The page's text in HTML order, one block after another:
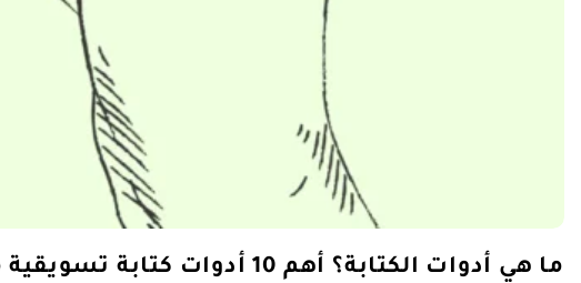
ما هي أدوات الكتابة؟ أهم 10 أدوات كتابة تسويقية من بيتر كلارك